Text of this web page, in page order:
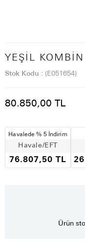
YEŞIL KOMBIN
Stok Kodu (E051654)
80.850,00 TL
Havalede % 5 İndirim
Havale/EFT
76.807,50 TL
Ürün